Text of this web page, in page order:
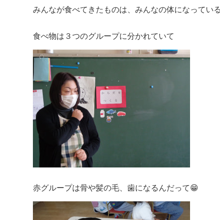
みんなが食べてきたものは、みんなの体になってい
食べ物は３つのグループに分かれていて
赤グループは骨や髪の毛、歯になるんだって😁